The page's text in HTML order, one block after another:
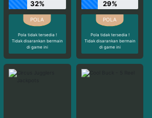
32%
Pola tidak tersedia !
Tidak disarankan bermain
di game ini
29%
Pola tidak tersedia !
Tidak disarankan bermain
di game ini